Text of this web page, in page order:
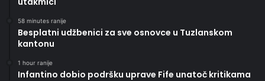
58 minutes ranije
Besplatni udžbenici za sve osnovce u Tuzlanskom
kantonu
1 hour ranije
Infantino dobio podršku uprave Fife unatoč kritikama